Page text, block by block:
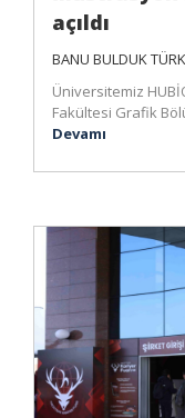
açıldı
BANU BULDUK
Üniversitemiz
Fakültesi Grafik
Devamı